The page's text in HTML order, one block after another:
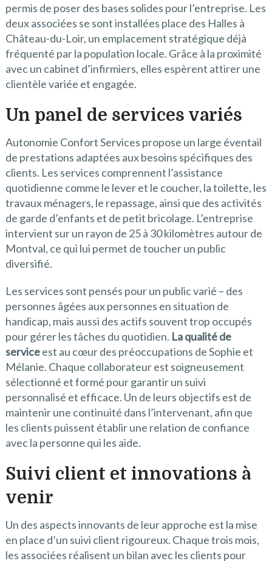
permis de poser des bases solides pour l’entreprise. Les
deux associées se sont installées place des Halles à
Château-du-Loir, un emplacement stratégique déjà
fréquenté par la population locale. Grâce à la proximité
avec un cabinet d’infirmiers, elles espèrent attirer une
clientèle variée et engagée.
Un panel de services variés
Autonomie Confort Services propose un large éventail
de prestations adaptées aux besoins spécifiques des
clients. Les services comprennent l’assistance
quotidienne comme le lever et le coucher, la toilette, les
travaux ménagers, le repassage, ainsi que des activités
de garde d’enfants et de petit bricolage. L’entreprise
intervient sur un rayon de 25 à 30 kilomètres autour de
Montval, ce qui lui permet de toucher un public
diversifié.
Les services sont pensés pour un public varié – des
personnes âgées aux personnes en situation de
handicap, mais aussi des actifs souvent trop occupés
pour gérer les tâches du quotidien. La qualité de
serviceest au cœur des préoccupations de Sophie et
Mélanie. Chaque collaborateur est soigneusement
sélectionné et formé pour garantir un suivi
personnalisé et efficace. Un de leurs objectifs est de
maintenir une continuité dans l’intervenant, afin que
les clients puissent établir une relation de confiance
avec la personne qui les aide.
Suivi client et innovations à
venir
Un des aspects innovants de leur approche est la mise
en place d’un suivi client rigoureux. Chaque trois mois,
les associées réalisent un bilan avec les clients pour